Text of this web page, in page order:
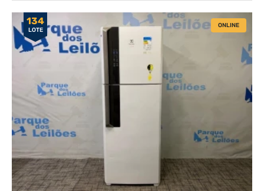
134
LOTE
ONLINE